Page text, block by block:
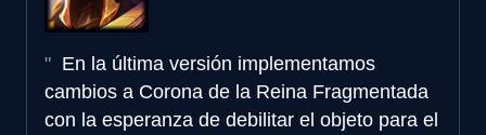
En la última versión implementamos
cambios a Corona de la Reina Fragmentada
con la esperanza de debilitar el objeto para el